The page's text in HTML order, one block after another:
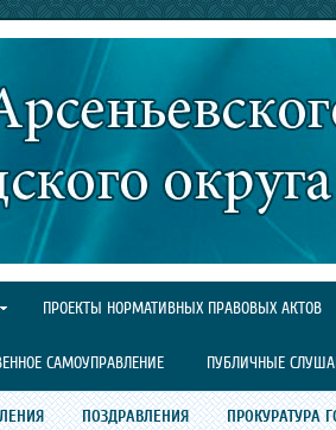
ПРОЕКТЫ НОРМАТИВНЫХ ПРАВОВЫХ АКТОВ
САМОУПРАВЛЕНИЕ ПУБЛИЧНЫЕ
ПОЗДРАВЛЕНИЯ ПРОКУРАТУРА